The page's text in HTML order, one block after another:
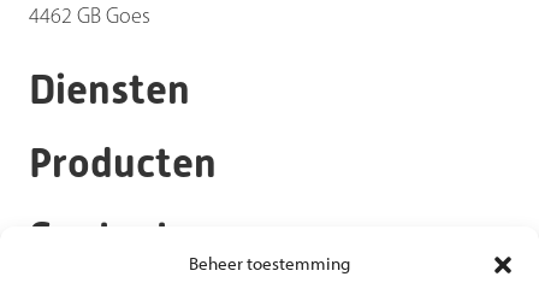
Beheer toestemming
4462 GBGoes
Diensten
Producten
Contact